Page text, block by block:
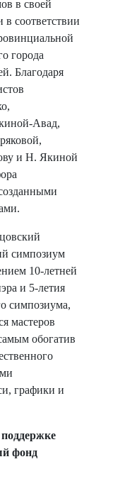
в своей
соответствии
города
Благодаря
Авад,
и Н. Якиной
симпозиум
10-летней
и 5-летия
симпозиума,
мастеров
обогатив
графики и
фонд